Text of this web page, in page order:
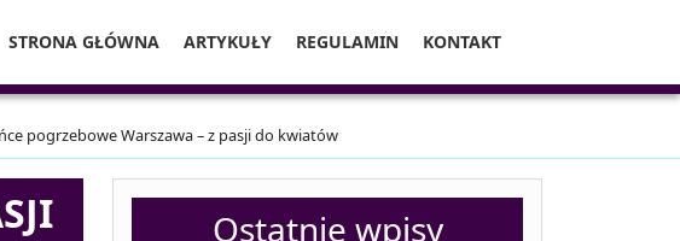
STRONA GŁÓWNA ARTYKUŁY REGULAMIN KONTAKT
pogrzebowe Warszawa – z pasji do kwiatów
Ostatnie wpisy